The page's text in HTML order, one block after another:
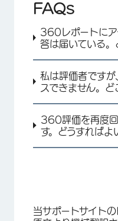
FAQs
360レポートにア
答は届いている。
私は評価者です
スできません。
360評価を再度
す。どうすればよ
当サポートサイト